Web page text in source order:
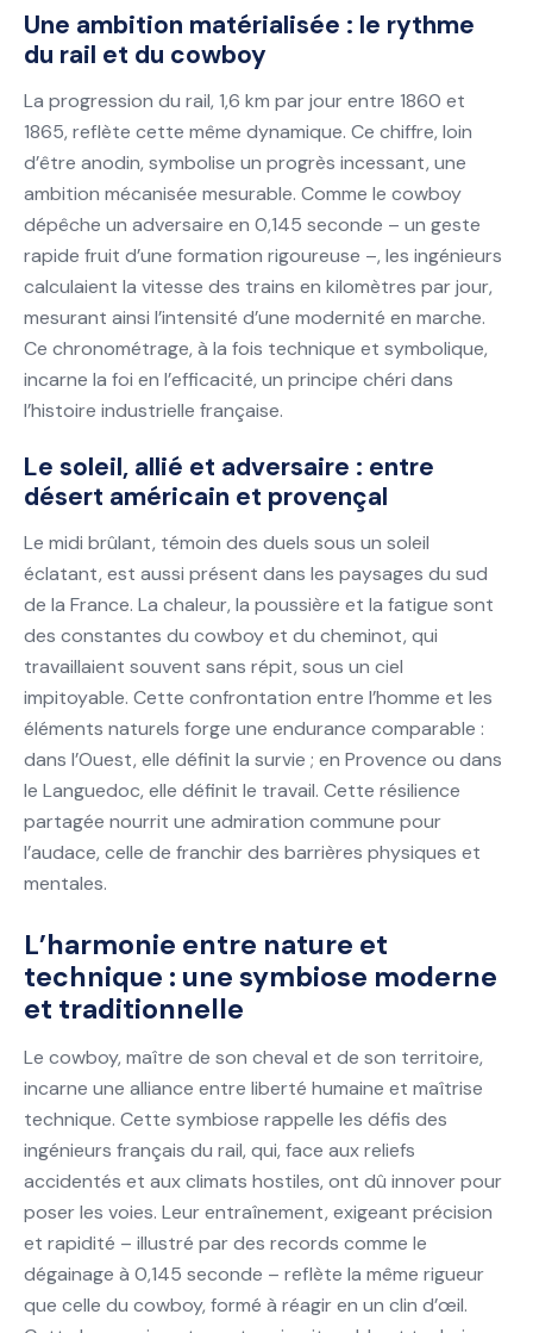
Une ambition matérialisée : le rythme
du rail et du cowboy
La progression du rail, 1,6 km par jour entre 1860 et
1865, reflète cette même dynamique. Ce chiffre, loin
d’être anodin, symbolise un progrès incessant, une
ambition mécanisée mesurable. Comme le cowboy
dépêche un adversaire en 0,145 seconde – un geste
rapide fruit d’une formation rigoureuse –, les ingénieurs
calculaient la vitesse des trains en kilomètres par jour,
mesurant ainsi l’intensité d’une modernité en marche.
Ce chronométrage, à la fois technique et symbolique,
incarne la foi en l’efficacité, un principe chéri dans
l’histoire industrielle française.
Le soleil, allié et adversaire : entre
désert américain et provençal
Le midi brûlant, témoin des duels sous un soleil
éclatant, est aussi présent dans les paysages du sud
de la France. La chaleur, la poussière et la fatigue sont
des constantes du cowboy et du cheminot, qui
travaillaient souvent sans répit, sous un ciel
impitoyable. Cette confrontation entre l’homme et les
éléments naturels forge une endurance comparable :
dans l’Ouest, elle définit la survie ; en Provence ou dans
le Languedoc, elle définit le travail. Cette résilience
partagée nourrit une admiration commune pour
l’audace, celle de franchir des barrières physiques et
mentales.
L’harmonie entre nature et
technique : une symbiose moderne
et traditionnelle
Le cowboy, maître de son cheval et de son territoire,
incarne une alliance entre liberté humaine et maîtrise
technique. Cette symbiose rappelle les défis des
ingénieurs français du rail, qui, face aux reliefs
accidentés et aux climats hostiles, ont dû innover pour
poser les voies. Leur entraînement, exigeant précision
et rapidité – illustré par des records comme le
dégainage à 0,145 seconde – reflète la même rigueur
que celle du cowboy, formé à réagir en un clin d’œil.